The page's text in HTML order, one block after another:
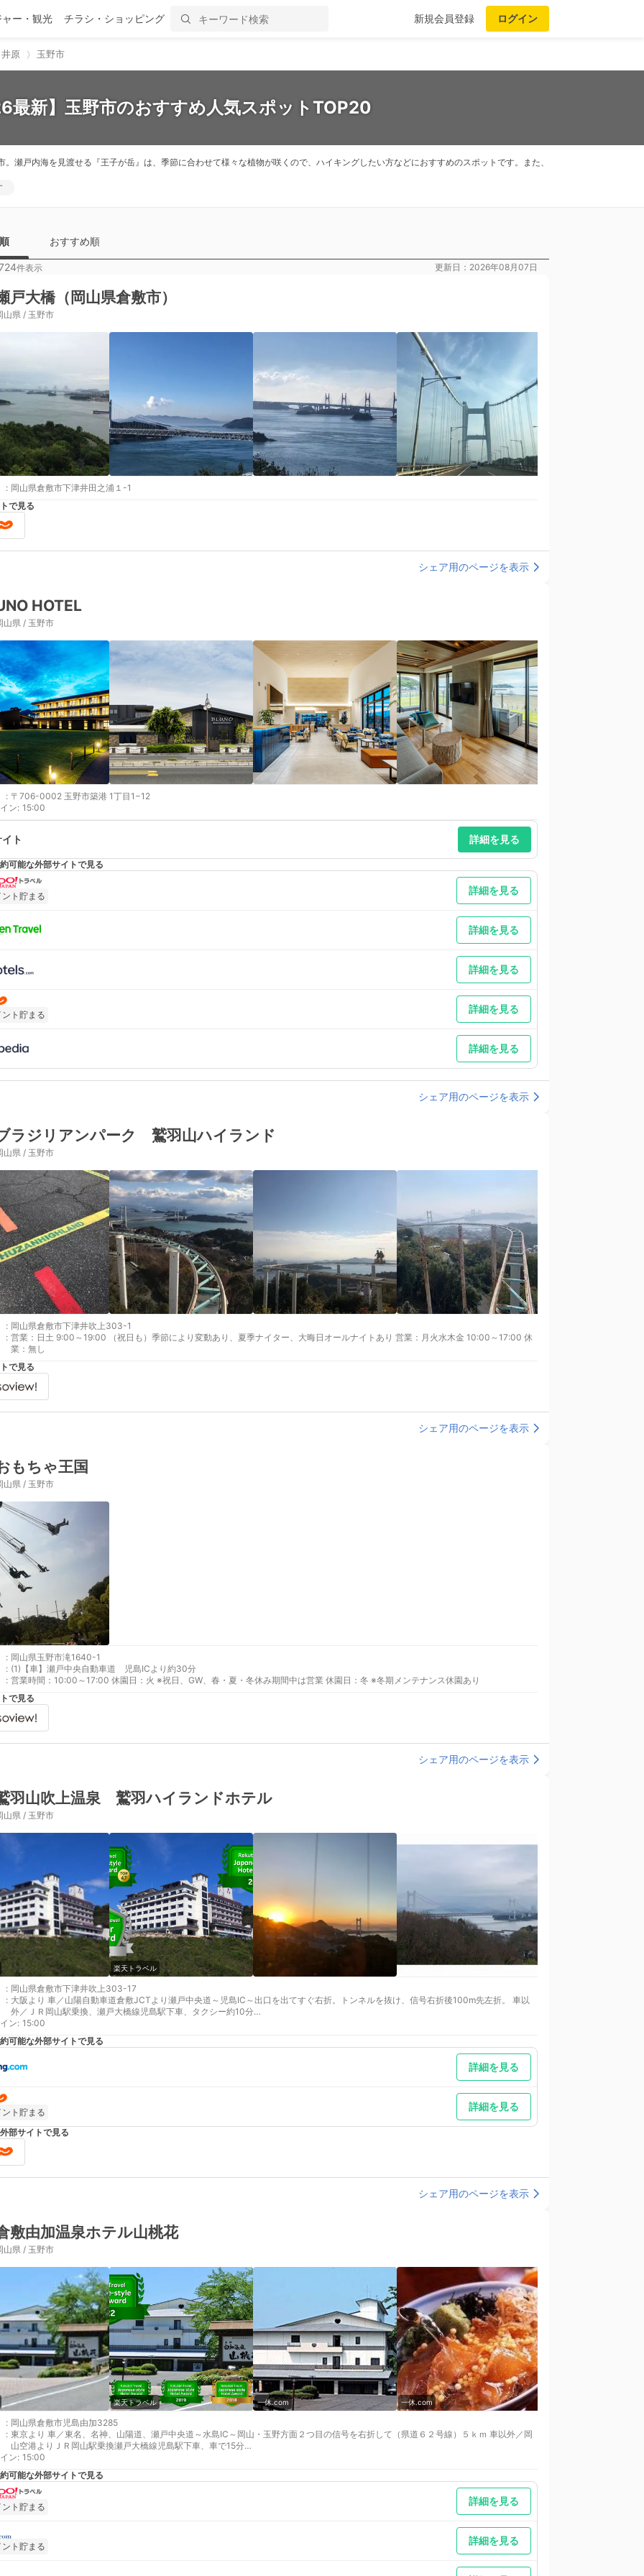
ー・観光 チラシ・ショッピング 新規会員登録 ログイン
原 玉野市
最新】玉野市のおすすめ人気スポットTOP20
瀬戸内海を見渡せる『王子が岳』は、季節に合わせて様々な植物が咲くので、ハイキングしたい方などにおすすめのスポットです。また、
おすすめ順
件表示 更新日：2026年08月07日
戸大橋（岡山県倉敷市）
山県 / 玉野市
: 岡山県倉敷市下津井田之浦１-1
で見る
シェア用のページを表示
HOTEL
山県 / 玉野市
: 〒706-0002 玉野市築港 1丁目1−12
ン: 15:00
ト 詳細を見る
可能な外部サイトで見る
ント貯まる 詳細を見る
詳細を見る
詳細を見る
ント貯まる 詳細を見る
詳細を見る
シェア用のページを表示
ラジリアンパーク 鷲羽山ハイランド
山県 / 玉野市
: 岡山県倉敷市下津井吹上303-1
: 営業：日土 9:00～19:00 （祝日も）季節により変動あり、夏季ナイター、大晦日オールナイトあり 営業：月火水木金 10:00～17:00 休
業：無し
で見る
シェア用のページを表示
もちゃ王国
山県 / 玉野市
: 岡山県玉野市滝1640-1
: (1)【車】瀬戸中央自動車道 児島ICより約30分
: 営業時間：10:00～17:00 休園日：火 ※祝日、GW、春・夏・冬休み期間中は営業 休園日：冬 ※冬期メンテナンス休園あり
で見る
シェア用のページを表示
羽山吹上温泉 鷲羽ハイランドホテル
山県 / 玉野市
楽天トラベル
: 岡山県倉敷市下津井吹上303-17
: 大阪より 車／山陽自動車道倉敷JCTより瀬戸中央道～児島IC～出口を出てすぐ右折。トンネルを抜け、信号右折後100m先左折。 車以
外／ＪＲ岡山駅乗換、瀬戸大橋線児島駅下車、タクシー約10分
岡山より 車／山陽自動車道倉敷JCTより瀬戸中央道～児島IC～出口を出てすぐ右折。トンネルを抜け、信号右折後100m先左折。 車以
外／瀬戸大橋線児島駅下車、タクシー約10分
補足 車／無料駐車場があります。白線内に停車ください。 車以外／ＪＲ児島駅よりタクシー約10分｜倉敷美観地区より車で３０分程
ン: 15:00
可能な外部サイトで見る
詳細を見る
ント貯まる 詳細を見る
部サイトで見る
シェア用のページを表示
敷由加温泉ホテル山桃花
山県 / 玉野市
楽天トラベル 一休.com 一休.com
: 岡山県倉敷市児島由加3285
: 東京より 車／東名、名神、山陽道、瀬戸中央道～水島IC～岡山・玉野方面２つ目の信号を右折して（県道６２号線）５ｋｍ 車以外／岡
山空港よりＪＲ岡山駅乗換瀬戸大橋線児島駅下車、車で15分
大阪より 車／名神、山陽道、瀬戸中央道～水島IC～岡山・玉野方面２つ目の信号を右折して（県道６２号線）５ｋｍ 車以外／ＪＲ岡山
駅で乗換、瀬戸大橋線児島駅下車、車で15分
最寄り駅１ 児島
最寄り駅２ 倉敷
補足 車／ホテルの駐車場は、無料です。普通車50台駐車可能、ご宿泊の方には、倉敷美観地区近くに３時間無料で利用できます専用駐
車場があります。（事前にお申し出下さい駐車整理票をお渡しします） 車以外／ＪＲ児島駅、倉敷駅より送迎あり（事前連絡をお願い
ン: 15:00
可能な外部サイトで見る
ント貯まる 詳細を見る
ント貯まる 詳細を見る